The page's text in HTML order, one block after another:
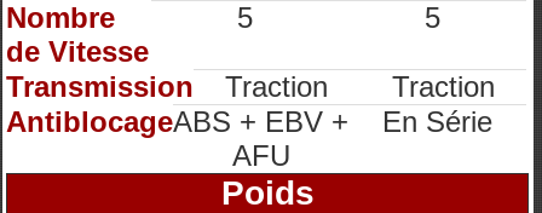
Nombre
de Vitesse
5 5
Transmission Traction
Traction
AntiblocageABS + EBV +
AFU
En Série
Poids